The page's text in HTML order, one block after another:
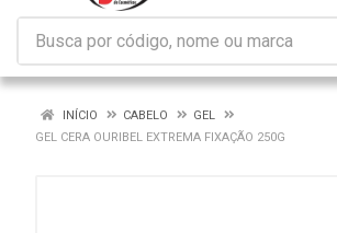
INÍCIO CABELO
GEL
GEL CERA OURIBEL EXTREMA FIXAÇÃO 250G